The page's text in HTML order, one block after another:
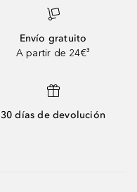
Envío gratuito
A partir de 24€³
30 días de devolución